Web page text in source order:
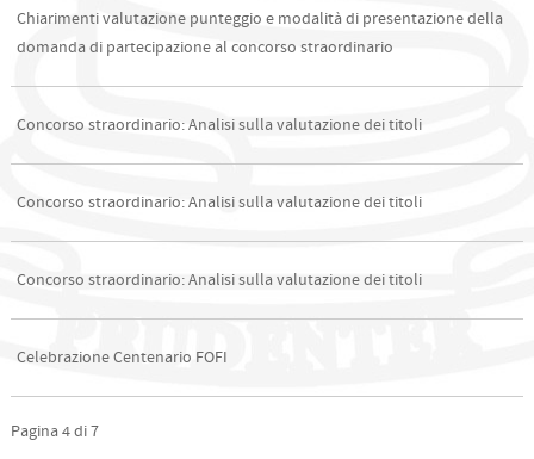
Chiarimenti valutazione punteggio e modalità di presentazione della
domanda di partecipazione al concorso straordinario
Concorso straordinario: Analisi sulla valutazione dei titoli
Concorso straordinario: Analisi sulla valutazione dei titoli
Concorso straordinario: Analisi sulla valutazione dei titoli
Celebrazione Centenario FOFI
Pagina 4 di 7